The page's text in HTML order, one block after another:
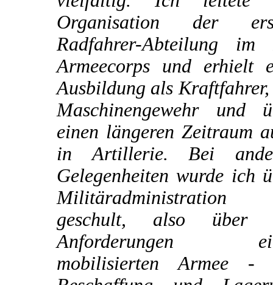
Organisation der
Radfahrer-Abteilung
Armeecorps und erhielt
Ausbildung als Kraftfahrer,
Maschinengewehr und
einen längeren Zeitraum
in Artillerie. Bei
Gelegenheiten wurde ich
Militäradministration
geschult, also über
Anforderungen
mobilisierten Armee -